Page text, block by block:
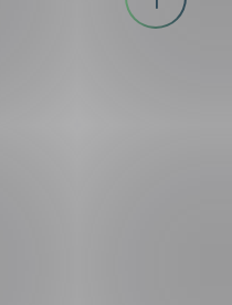
toppen